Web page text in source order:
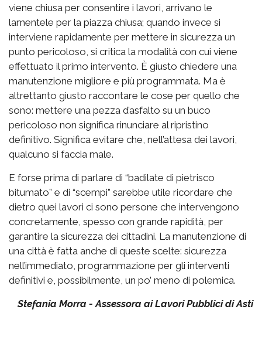
viene chiusa per consentire i lavori, arrivano le
lamentele per la piazza chiusa; quando invece si
interviene rapidamente per mettere in sicurezza un
punto pericoloso, si critica la modalità con cui viene
effettuato il primo intervento. È giusto chiedere una
manutenzione migliore e più programmata. Ma è
altrettanto giusto raccontare le cose per quello che
sono: mettere una pezza d’asfalto su un buco
pericoloso non significa rinunciare al ripristino
definitivo. Significa evitare che, nell’attesa dei lavori,
qualcuno si faccia male.
E forse prima di parlare di “badilate di pietrisco
bitumato” e di “scempi” sarebbe utile ricordare che
dietro quei lavori ci sono persone che intervengono
concretamente, spesso con grande rapidità, per
garantire la sicurezza dei cittadini. La manutenzione di
una città è fatta anche di queste scelte: sicurezza
nell’immediato, programmazione per gli interventi
definitivi e, possibilmente, un po’ meno di polemica.
Stefania Morra - Assessora ai Lavori Pubblici di Asti